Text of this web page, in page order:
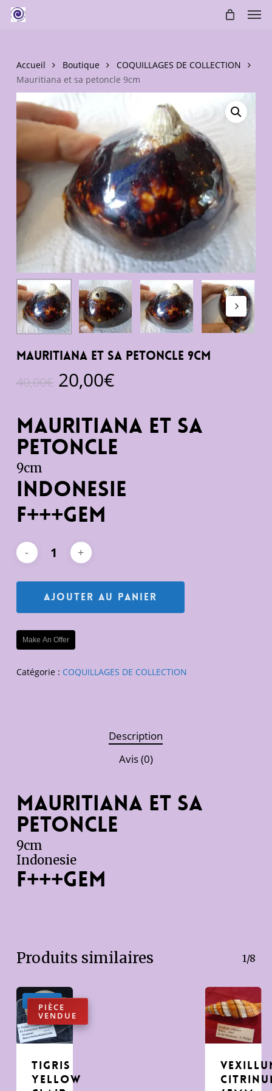
main
Accueil Boutique
COQUILLAGES DE COLLECTION
Mauritiana et sa petoncle 9cm
Mauritiana et sa petoncle 9cm
40,00€ Le
prix
initial
était :
40,00€.
20,00€Le
actuel
est :
20,00€.
Mauritiana et sa
petoncle
9cm
Indonesie
F+++gem
Ajouter Au Panier
Make An Offer
Catégorie : COQUILLAGES DE COLLECTION
Description
Avis (0)
Mauritiana et sa
petoncle
9cm
Indonesie
F+++gem
Produits similaires 1/8
Promo !
Tigris
yellow